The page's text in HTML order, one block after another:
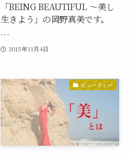
「BEING BEAUTIFUL 〜美し
生きよう」の岡野真美です。
...
2015年11月4日
ビューティー